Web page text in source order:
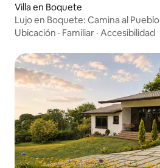
Villa en Boquete
Lujo en Boquete: Camina al Pueblo
Ubicación · Familiar · Accesibilidad